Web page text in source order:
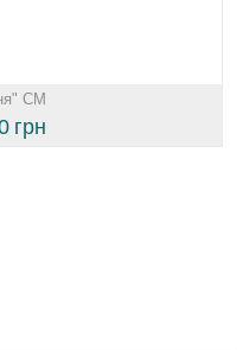
СМ
грн